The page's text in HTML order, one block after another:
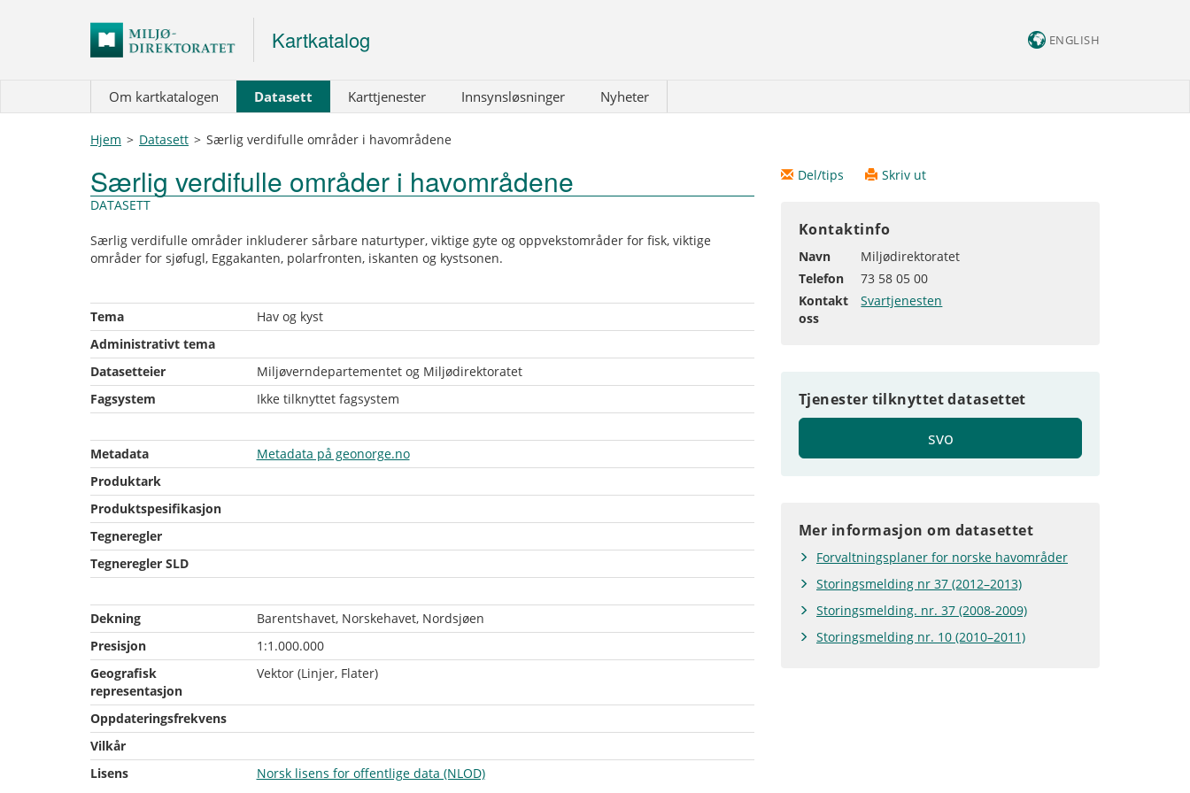
Kartkatalog ENGLISH
Om kartkatalogen Datasett Karttjenester Innsynsløsninger Nyheter
Hjem > Datasett > Særlig verdifulle områder i havområdene
Særlig verdifulle områder i havområdene
DATASETT
Særlig verdifulle områder inkluderer sårbare naturtyper, viktige gyte og oppvekstområder for fisk, viktige
områder for sjøfugl, Eggakanten, polarfronten, iskanten og kystsonen.
Tema
Hav og kyst
Administrativt tema
Datasetteier
Miljøverndepartementet og Miljødirektoratet
Fagsystem
Ikke tilknyttet fagsystem
Metadata
Metadata på geonorge.no
Produktark
Produktspesifikasjon
Tegneregler
Tegneregler SLD
Dekning
Barentshavet, Norskehavet, Nordsjøen
Presisjon
1:1.000.000
Geografisk
representasjon
Vektor (Linjer, Flater)
Oppdateringsfrekvens
Vilkår
Lisens
Norsk lisens for offentlige data (NLOD)
Del/tips Skriv ut
Kontaktinfo
Navn
Miljødirektoratet
Telefon
73 58 05 00
Kontakt
oss
Svartjenesten
Tjenester tilknyttet datasettet
svo
Mer informasjon om datasettet
Forvaltningsplaner for norske havområder
Storingsmelding nr 37 (2012–2013)
Storingsmelding. nr. 37 (2008-2009)
Storingsmelding nr. 10 (2010–2011)